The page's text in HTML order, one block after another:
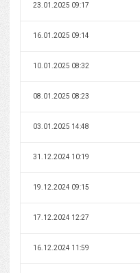
23.01.2025 09:17
16.01.2025 09:14
10.01.2025 08:32
08.01.2025 08:23
03.01.2025 14:48
31.12.2024 10:19
19.12.2024 09:15
17.12.2024 12:27
16.12.2024 11:59